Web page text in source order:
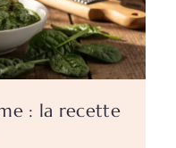
: la recette